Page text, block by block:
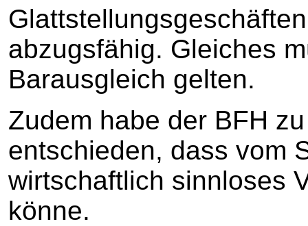
abzugsfähig. Gleiches
Barausgleich gelten.
Zudem habe der BFH
entschieden, dass vom
wirtschaftlich sinnloses
könne.